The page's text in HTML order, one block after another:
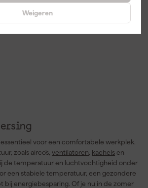
Weigeren
voor een comfortabele werkplek.
zoals airco's, ventilatoren kachels en
jij de temperatuur en luchtvochtigheid onder
een stabiele temperatuur, een gezondere
bij energiebesparing. Of je nu in de zomer